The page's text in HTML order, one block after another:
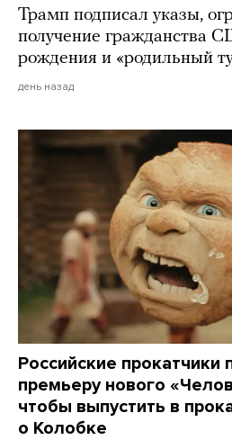
Трамп подписал указы,
получение гражданства
рождения и «родильный
день назад
Российские прокатчики
премьеру нового
чтобы выпустить в
о Колобке